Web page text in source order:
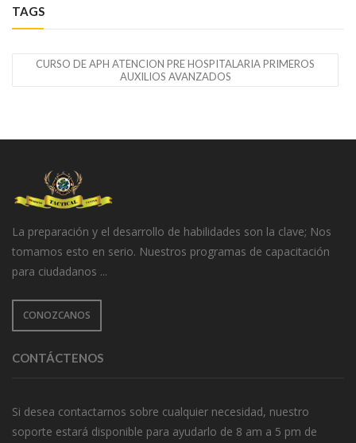
TAGS
CURSO DE APH ATENCION PRE HOSPITALARIA PRIMEROS
AUXILIOS AVANZADOS
La preparación y el desarrollo de habilidades son la clave; Nos
tomamos esto en serio. Nuestros programas de capacitación
para ciudadanos ...
CONOZCANOS
CONTÁCTENOS
Si desea contactarnos sobre cualquier necesidad, nuestro
soporte estará disponible para ayudarlo de 8 am a 5 pm de